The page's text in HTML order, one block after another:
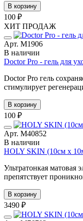
В корзину
100 ₽
ХИТ ПРОДАЖ
Арт. М1906
В наличии
Doctor Pro - гель для
Doctor Pro гель
стимулирует
В корзину
100 ₽
Арт. М40852
В наличии
HOLY SKIN (10см х
Ультратонкая матовая
препятствует
В корзину
3490 ₽